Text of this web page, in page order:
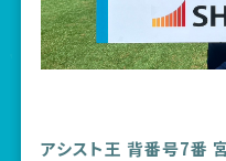
アシスト王 背番号7番